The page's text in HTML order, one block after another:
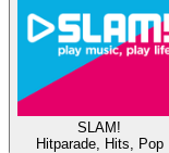
SLAM!
Hitparade, Hits, Pop